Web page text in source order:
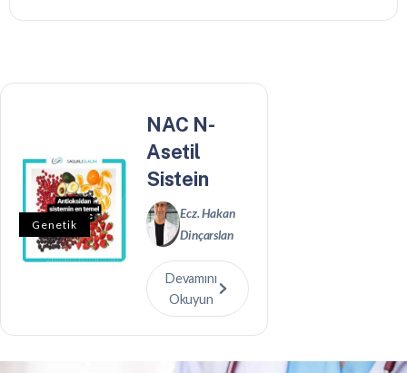
Genetik
NAC N-
Asetil
Sistein
Ecz. Hakan
Dinçarslan
Devamını
Okuyun